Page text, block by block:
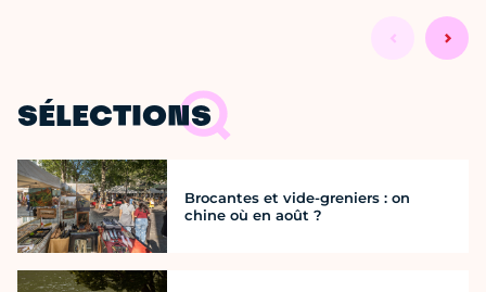
SÉLECTIONS
Brocantes et vide-greniers : on
chine où en août ?